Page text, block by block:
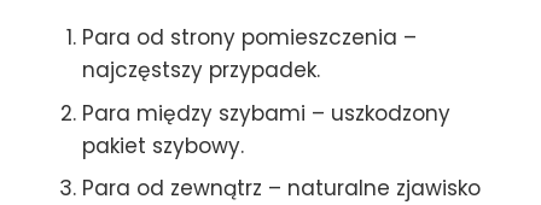
Para od strony pomieszczenia –
najczęstszy przypadek.
Para między szybami – uszkodzony
pakiet szybowy.
Para od zewnątrz – naturalne zjawisko